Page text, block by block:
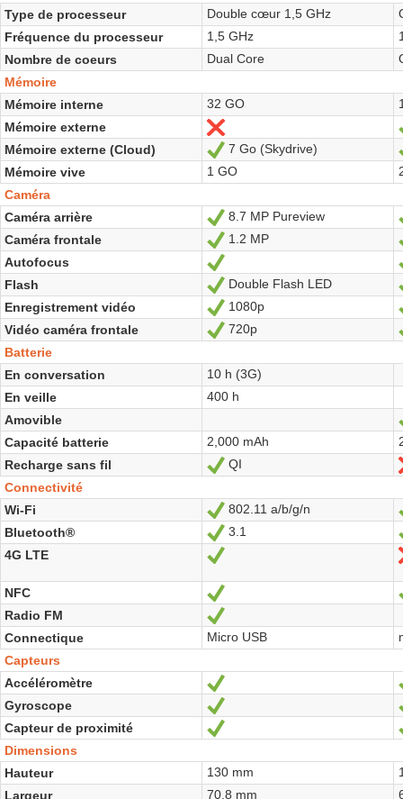
Type de processeur
Double cœur 1,5 GHz
Fréquence du processeur
1,5 GHz
Nombre de coeurs
Dual Core
Mémoire
Mémoire interne
32 GO
Mémoire externe
Non
Mémoire externe (Cloud)
Oui
7 Go (Skydrive)
Mémoire vive
1 GO
Caméra
Caméra arrière
Oui
8.7 MP Pureview
Caméra frontale
Oui
1.2 MP
Autofocus
Oui
Flash
Oui
Double Flash LED
Enregistrement vidéo
Oui
1080p
Vidéo caméra frontale
Oui
720p
Batterie
En conversation
10 h (3G)
En veille
400 h
Amovible
Capacité batterie
2,000 mAh
Recharge sans fil
Oui
QI
Connectivité
Wi-Fi
Oui
802.11 a/b/g/n
Bluetooth®
Oui
3.1
4G LTE
NFC
Oui
Radio FM
Connectique
Micro USB
Capteurs
Accéléromètre
Oui
Gyroscope
Capteur de proximité
Oui
Dimensions
Hauteur
130 mm
Largeur
70,8 mm